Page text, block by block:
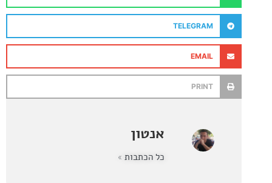
TELEGRAM
אנטון